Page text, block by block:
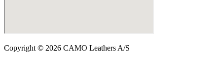
Copyright © 2026 CAMO Leathers A/S